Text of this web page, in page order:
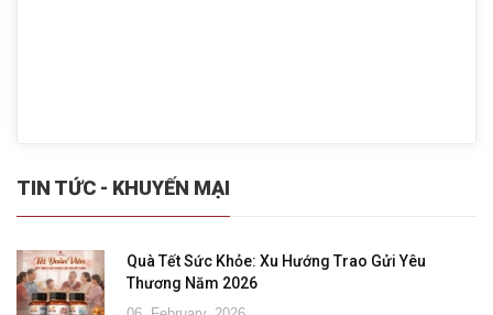
TIN TỨC - KHUYẾN MẠI
Quà Tết Sức Khỏe: Xu Hướng Trao Gửi Yêu
Thương Năm 2026